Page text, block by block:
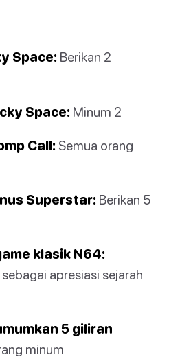
Space: Berikan 2
Space: Minum 2
Call: Semua orang
Superstar: Berikan 5
klasik N64:
apresiasi sejarah
5 giliran
minum